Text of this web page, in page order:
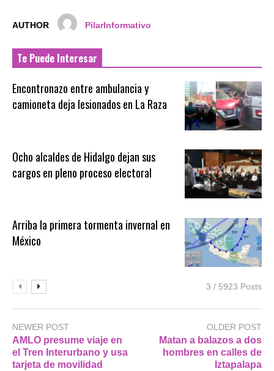
AUTHOR PilarInformativo
Te Puede Interesar
Encontronazo entre ambulancia y
camioneta deja lesionados en La Raza
Ocho alcaldes de Hidalgo dejan sus
cargos en pleno proceso electoral
Arriba la primera tormenta invernal en
México
3 / 5923 Posts
NEWER POST
AMLO presume viaje en
el Tren Interurbano y usa
tarjeta de movilidad
OLDER POST
Matan a balazos a dos
hombres en calles de
Iztapalapa